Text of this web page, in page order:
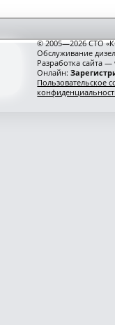
© 2005—2026 СТО
Обслуживание
Разработка сайта
Онлайн:
Пользовательское